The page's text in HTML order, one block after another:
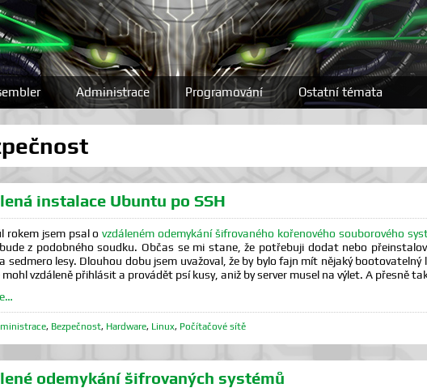
Administrace Programování Ostatní témata
instalace Ubuntu po SSH
rokem jsem psal ovzdáleném odemykání šifrovaného kořenového souborového
z podobného soudku. Občas se mi stane, že potřebuji dodat nebo
sedmero lesy. Dlouhou dobu jsem uvažoval, že by bylo fajn mít nějaký
mohl vzdáleně přihlásit a provádět psí kusy, aniž by server musel na výlet. A přesně
, Bezpečnost, Hardware, Linux, Počítačové sítě
odemykání šifrovaných systémů